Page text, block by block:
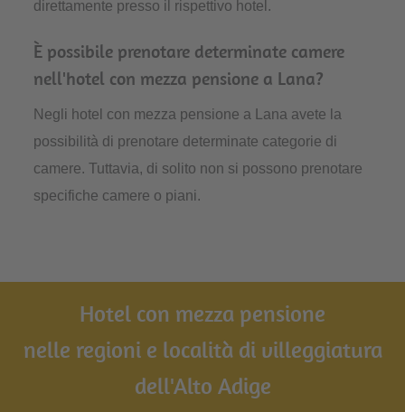
direttamente presso il rispettivo hotel.
È possibile prenotare determinate camere
nell'hotel con mezza pensione a Lana?
Negli hotel con mezza pensione a Lana avete la
possibilità di prenotare determinate categorie di
camere. Tuttavia, di solito non si possono prenotare
specifiche camere o piani.
Hotel con mezza pensione
nelle regioni e località di villeggiatura
dell'Alto Adige